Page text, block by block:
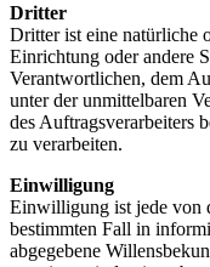
Dritter
Dritter ist eine natürliche
Einrichtung oder andere
Verantwortlichen, dem
unter der unmittelbaren
des Auftragsverarbeiters
zu verarbeiten.
Einwilligung
Einwilligung ist jede von
bestimmten Fall in
abgegebene